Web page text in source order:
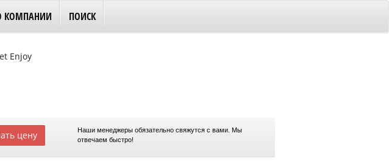
КОМПАНИИ ПОИСК
Enjoy
цену
Наши менеджеры обязательно свяжутся с вами. Мы
отвечаем быстро!